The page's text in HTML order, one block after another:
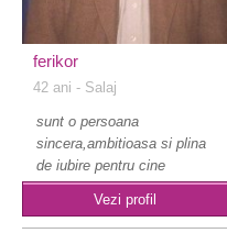
ferikor
42 ani - Salaj
sunt o persoana
sincera,ambitioasa si plina
de iubire pentru cine
merita...
Vezi profil